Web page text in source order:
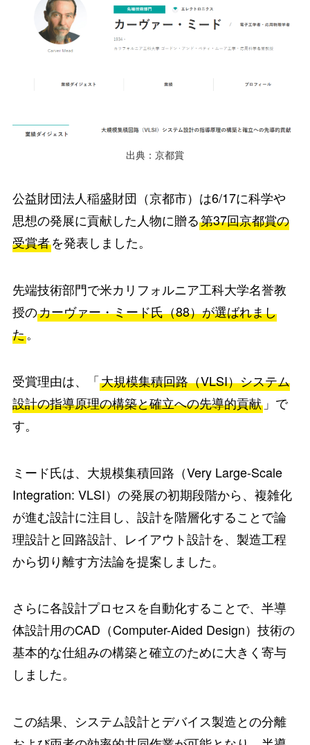
出典：京都賞
公益財団法人稲盛財団（京都市）は6/17に科学や
思想の発展に貢献した人物に贈る第37回京都賞の
受賞者を発表しました。
先端技術部門で米カリフォルニア工科大学名誉教
授のカーヴァー・ミード氏（88）が選ばれまし
た。
受賞理由は、「大規模集積回路（VLSI）システム
設計の指導原理の構築と確立への先導的貢献」で
す。
ミード氏は、大規模集積回路（Very Large-Scale
Integration: VLSI）の発展の初期段階から、複雑化
が進む設計に注目し、設計を階層化することで論
理設計と回路設計、レイアウト設計を、製造工程
から切り離す方法論を提案しました。
さらに各設計プロセスを自動化することで、半導
体設計用のCAD（Computer-Aided Design）技術の
基本的な仕組みの構築と確立のために大きく寄与
しました。
この結果、システム設計とデバイス製造との分離